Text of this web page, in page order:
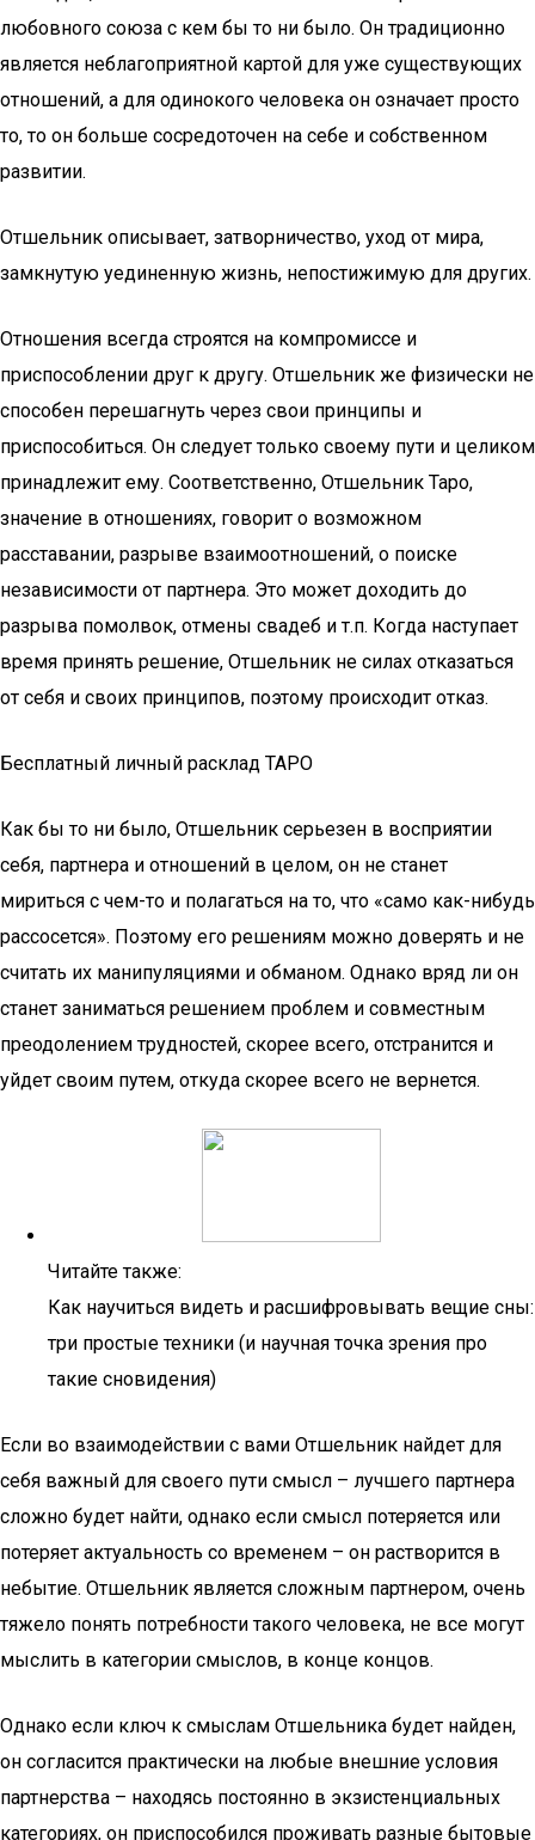
любовного союза с кем бы то ни было. Он традиционно
является неблагоприятной картой для уже существующих
отношений, а для одинокого человека он означает просто
то, то он больше сосредоточен на себе и собственном
развитии.
Отшельник описывает, затворничество, уход от мира,
замкнутую уединенную жизнь, непостижимую для других.
Отношения всегда строятся на компромиссе и
приспособлении друг к другу. Отшельник же физически не
способен перешагнуть через свои принципы и
приспособиться. Он следует только своему пути и целиком
принадлежит ему. Соответственно, Отшельник Таро,
значение в отношениях, говорит о возможном
расставании, разрыве взаимоотношений, о поиске
независимости от партнера. Это может доходить до
разрыва помолвок, отмены свадеб и т.п. Когда наступает
время принять решение, Отшельник не силах отказаться
от себя и своих принципов, поэтому происходит отказ.
Бесплатный личный расклад ТАРО
Как бы то ни было, Отшельник серьезен в восприятии
себя, партнера и отношений в целом, он не станет
мириться с чем-то и полагаться на то, что «само как-нибудь
рассосется». Поэтому его решениям можно доверять и не
считать их манипуляциями и обманом. Однако вряд ли он
станет заниматься решением проблем и совместным
преодолением трудностей, скорее всего, отстранится и
уйдет своим путем, откуда скорее всего не вернется.
Читайте также:
Как научиться видеть и расшифровывать вещие сны:
три простые техники (и научная точка зрения про
такие сновидения)
Если во взаимодействии с вами Отшельник найдет для
себя важный для своего пути смысл – лучшего партнера
сложно будет найти, однако если смысл потеряется или
потеряет актуальность со временем – он растворится в
небытие. Отшельник является сложным партнером, очень
тяжело понять потребности такого человека, не все могут
мыслить в категории смыслов, в конце концов.
Однако если ключ к смыслам Отшельника будет найден,
он согласится практически на любые внешние условия
партнерства – находясь постоянно в экзистенциальных
категориях, он приспособился проживать разные бытовые